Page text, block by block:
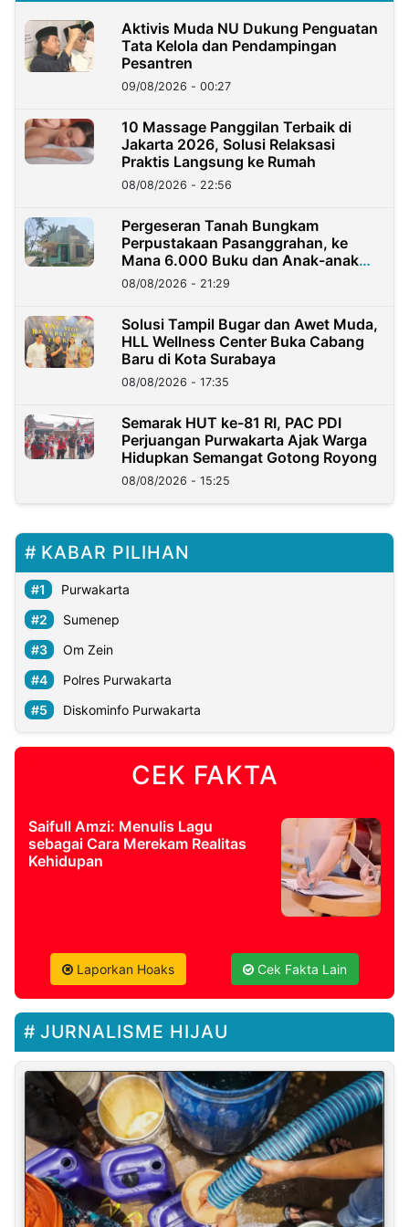
Aktivis Muda NU Dukung Penguatan
Tata Kelola dan Pendampingan
Pesantren
09/08/2026 - 00:27
10 Massage Panggilan Terbaik di
Jakarta 2026, Solusi Relaksasi
Praktis Langsung ke Rumah
08/08/2026 - 22:56
Pergeseran Tanah Bungkam
Perpustakaan Pasanggrahan, ke
Mana 6.000 Buku dan Anak-anak
Kini?
08/08/2026 - 21:29
Solusi Tampil Bugar dan Awet Muda,
HLL Wellness Center Buka Cabang
Baru di Kota Surabaya
08/08/2026 - 17:35
Semarak HUT ke-81 RI, PAC PDI
Perjuangan Purwakarta Ajak Warga
Hidupkan Semangat Gotong Royong
08/08/2026 - 15:25
KABAR PILIHAN
Purwakarta
Sumenep
Om Zein
Polres Purwakarta
Diskominfo Purwakarta
CEK FAKTA
Saifull Amzi: Menulis Lagu
sebagai Cara Merekam Realitas
Kehidupan
Laporkan Hoaks Cek Fakta Lain
JURNALISME HIJAU